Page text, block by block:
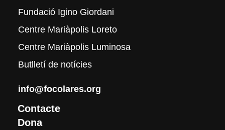
Fundació Igino Giordani
Centre Mariàpolis Loreto
Centre Mariàpolis Luminosa
Butlletí de notícies
info@focolares.org
Contacte
Dona